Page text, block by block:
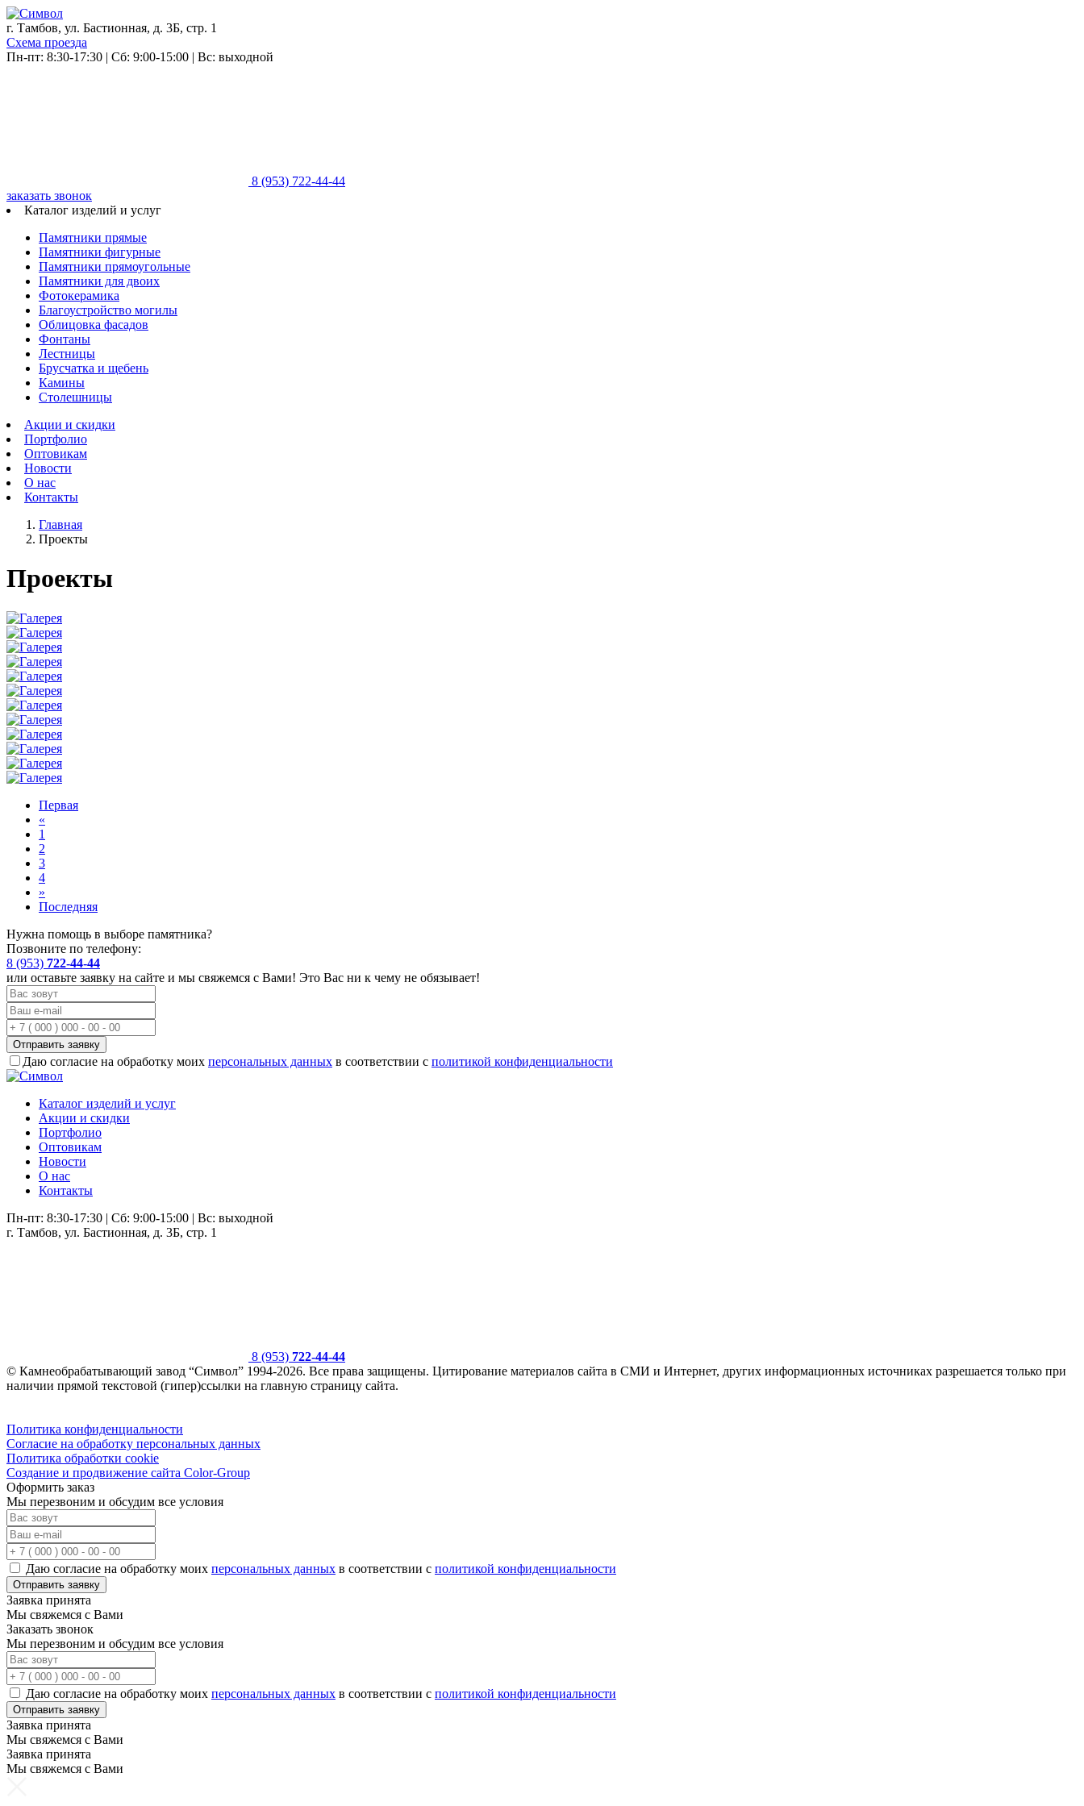
г. Тамбов, ул. Бастионная, д. 3Б, стр. 1
Схема проезда
Пн-пт: 8:30-17:30 | Сб: 9:00-15:00 | Вс: выходной
8 (953) 722-44-44
заказать звонок
Каталог изделий и услуг
Памятники прямые
Памятники фигурные
Памятники прямоугольные
Памятники для двоих
Фотокерамика
Благоустройство могилы
Облицовка фасадов
Фонтаны
Лестницы
Брусчатка и щебень
Камины
Столешницы
Акции и скидки
Портфолио
Оптовикам
Новости
О нас
Контакты
Главная
Проекты
Проекты
Первая
«
1
2
3
4
»
Последняя
Нужна помощь в выборе памятника?
Позвоните по телефону:
8 (953) 722-44-44
или оставьте заявку на сайте и мы свяжемся с Вами! Это Вас ни к чему не обязывает!
Отправить заявку
Даю согласие на обработку моих персональных данных в соответствии с политикой конфиденциальности
Каталог изделий и услуг
Акции и скидки
Портфолио
Оптовикам
Новости
О нас
Контакты
Пн-пт: 8:30-17:30 | Сб: 9:00-15:00 | Вс: выходной
г. Тамбов, ул. Бастионная, д. 3Б, стр. 1
8 (953) 722-44-44
© Камнеобрабатывающий завод “Символ” 1994-2026. Все права защищены. Цитирование материалов сайта в СМИ и Интернет, других информационных источниках разрешается только при
наличии прямой текстовой (гипер)ссылки на главную страницу сайта.
Политика конфиденциальности
Согласие на обработку персональных данных
Политика обработки cookie
Создание и продвижение сайта Color-Group
Оформить заказ
Мы перезвоним и обсудим все условия
Даю согласие на обработку моих персональных данных в соответствии с политикой конфиденциальности
Отправить заявку
Заявка принята
Мы свяжемся с Вами
Заказать звонок
Мы перезвоним и обсудим все условия
Даю согласие на обработку моих персональных данных в соответствии с политикой конфиденциальности
Отправить заявку
Заявка принята
Мы свяжемся с Вами
Заявка принята
Мы свяжемся с Вами